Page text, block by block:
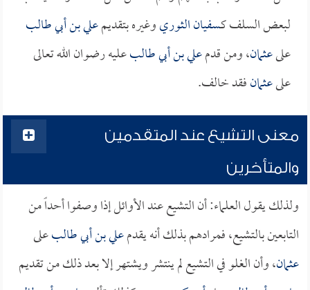
لبعض السلف كـسفيان الثوريوغيره بتقديمعلي بن أبي طالب
علىعثمان، ومن قدمعلي بن أبي طالبعليه رضوان الله تعالى
علىعثمانفقد خالف.
معنى التشيع عند المتقدمين
والمتأخرين
ولذلك يقول العلماء: أن التشيع عند الأوائل إذا وصفوا أحداً من
التابعين بالتشيع، فمرادهم بذلك أنه يقدمعلي بن أبي طالبعلى
عثمان، وأن الغلو في التشيع لم ينتشر ويشتهر إلا بعد ذلك من تقديم